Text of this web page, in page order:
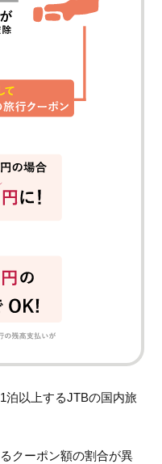
以上するJTBの国内旅
クーポン額の割合が異